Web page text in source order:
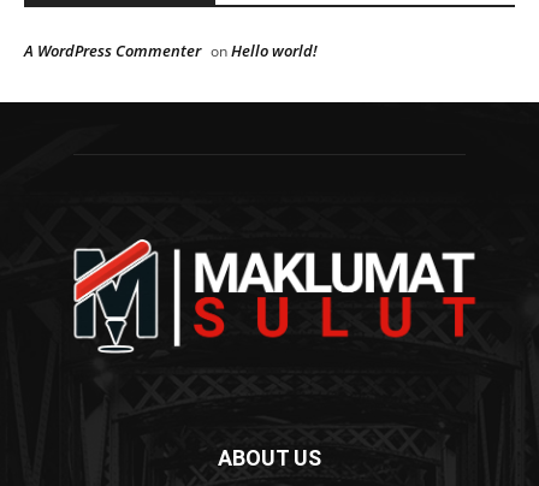
A WordPress Commenter onHello world!
ABOUT US